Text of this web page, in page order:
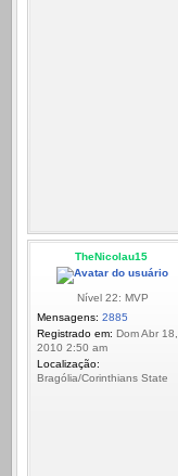
TheNicolau15
Nível 22: MVP
Mensagens: 2885
Registrado em: Dom Abr 18,
2010 2:50 am
Localização:
Bragólia/Corinthians State